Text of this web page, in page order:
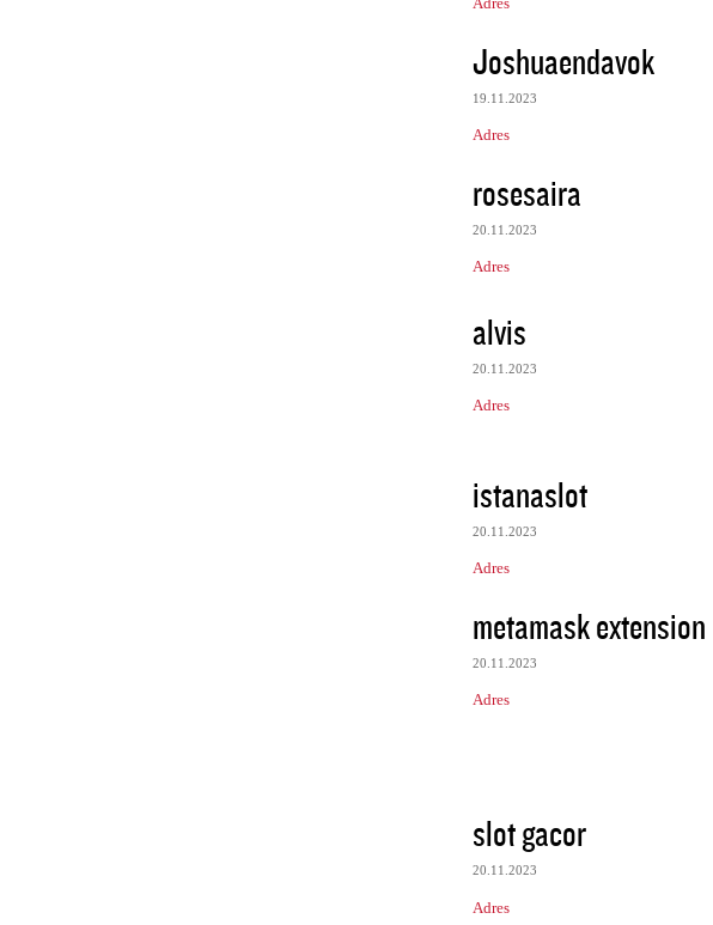
Joshuaendavok
19.11.2023
Adres
rosesaira
20.11.2023
Adres
alvis
20.11.2023
Adres
istanaslot
20.11.2023
Adres
metamask extension
20.11.2023
Adres
slot gacor
20.11.2023
Adres